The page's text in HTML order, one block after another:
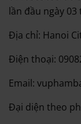
lần đầu ngày
Địa chỉ: Hanoi
Điện thoại:
Email:
Đại diện theo